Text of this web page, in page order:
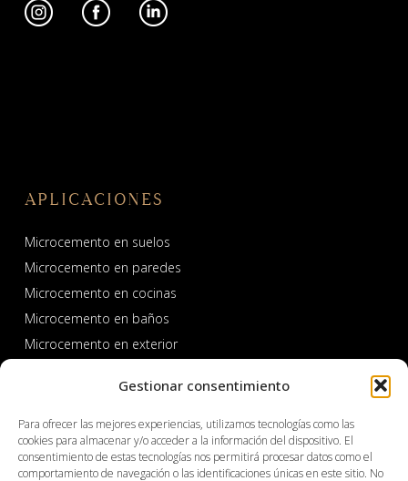
Gestionar consentimiento
Para ofrecer las mejores experiencias, utilizamos tecnologías como las
cookies para almacenar y/o acceder a la información del dispositivo. El
consentimiento de estas tecnologías nos permitirá procesar datos como el
comportamiento de navegación o las identificaciones únicas en este sitio. No
APLICACIONES
Microcemento en suelos
Microcemento en paredes
Microcemento en cocinas
Microcemento en baños
Microcemento en exterior